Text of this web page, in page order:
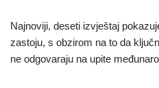
Najnoviji, deseti izvještaj
zastoju, s obzirom na to da
ne odgovaraju na upite